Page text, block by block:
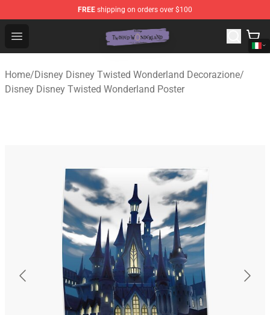
FREE shipping on orders over $100
Open menu
Twisted Wonderland Store - Official Twisted
Home/Disney Disney Twisted Wonderland Decorazione/
Disney Disney Twisted Wonderland Poster